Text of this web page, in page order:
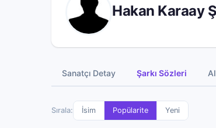
Hakan Karaay
Sanatçı Detay Şarkı Sözleri
Sırala: İsim Popülarite Yeni